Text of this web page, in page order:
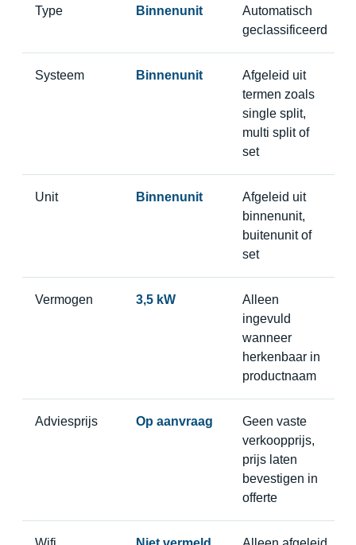
Type Binnenunit
Automatisch
geclassificeerd
Systeem Binnenunit
Afgeleid uit
termen zoals
single split,
multi split of
set
Unit Binnenunit
Afgeleid uit
binnenunit,
buitenunit of
set
Vermogen 3,5 kW
Alleen
ingevuld
wanneer
herkenbaar in
productnaam
Adviesprijs Op aanvraag
Geen vaste
verkoopprijs,
prijs laten
bevestigen in
offerte